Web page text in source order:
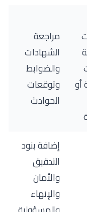
أو
مراجعة
الشهادات
والضوابط
وتوقعات
الحوادث
إضافة بنود
التدقيق
والأمان
والإنهاء